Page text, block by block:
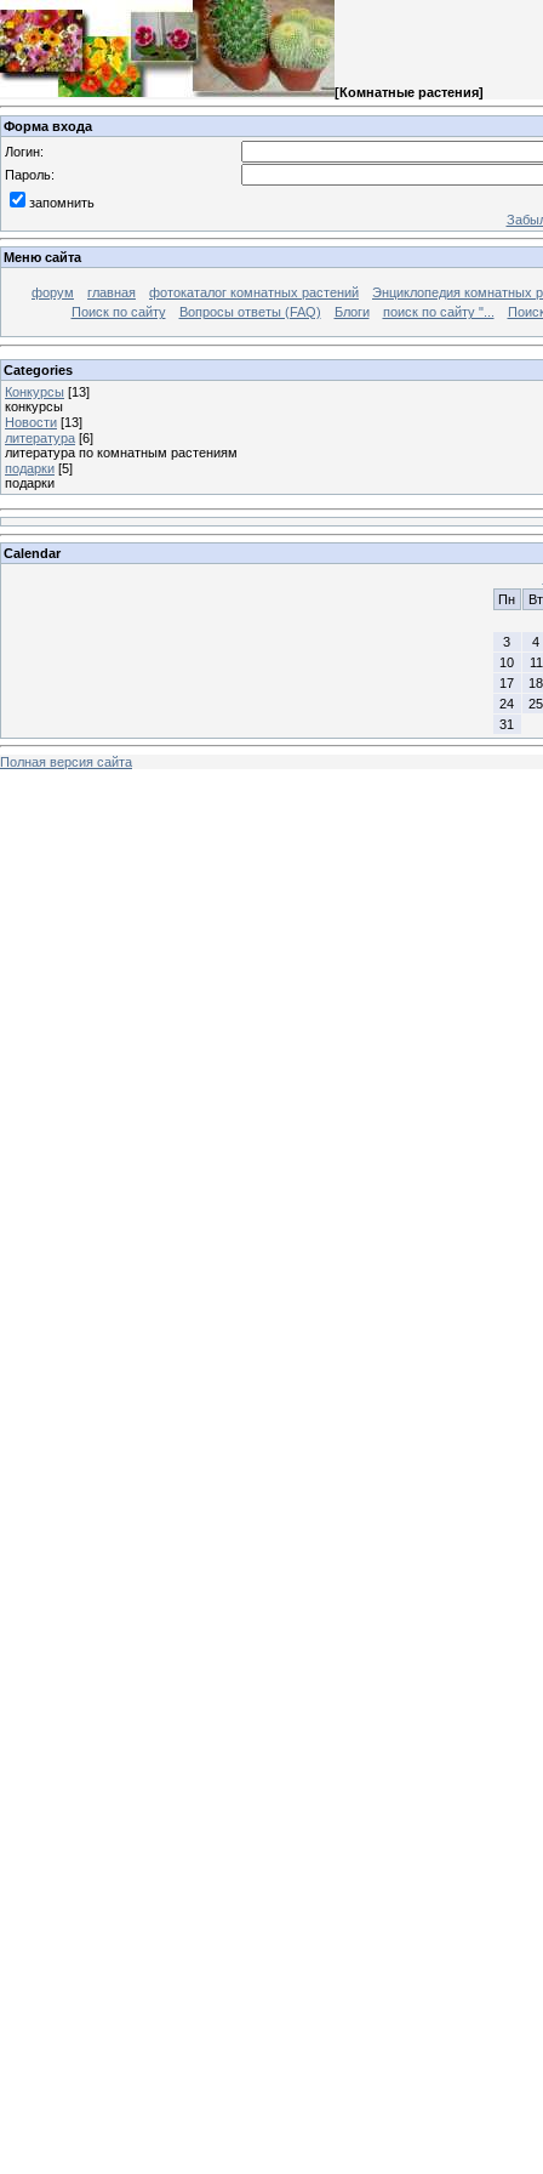
[Комнатные растения]
Форма входа
Логин:
Пароль:
запомнить
Меню сайта
форум главная фотокаталог комнатных растений
Энциклопедия комнатных
Поиск по сайту
Вопросы ответы (FAQ) Блоги поиск по сайту "...
Categories
Конкурсы [13]
конкурсы
Новости [13]
литература [6]
литература по комнатным растениям
подарки [5]
подарки
Calendar
Пн
Вт
3
4
10
11
17
18
24
25
31
Полная версия сайта